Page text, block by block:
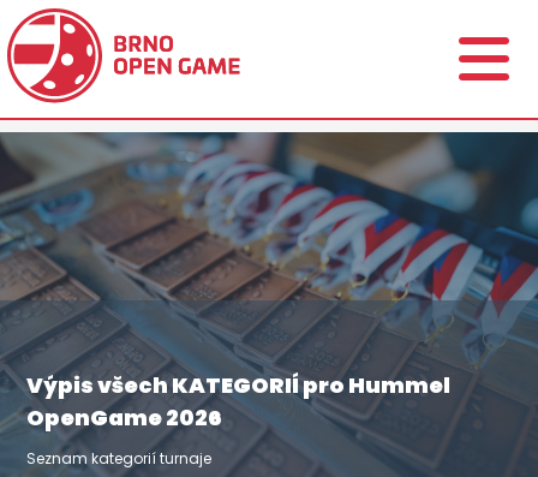
Výpis všech KATEGORIÍ pro Hummel
OpenGame 2026
Seznam kategorií turnaje